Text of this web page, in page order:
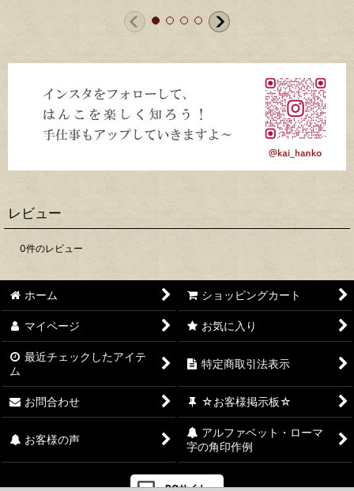
レビュー
0件のレビュー
ホーム ショッピングカート
マイページ お気に入り
最近チェックしたアイテ
ム
特定商取引法表示
お問合わせ ☆お客様掲示板☆
お客様の声
アルファベット・ローマ
字の角印作例
PCサイト